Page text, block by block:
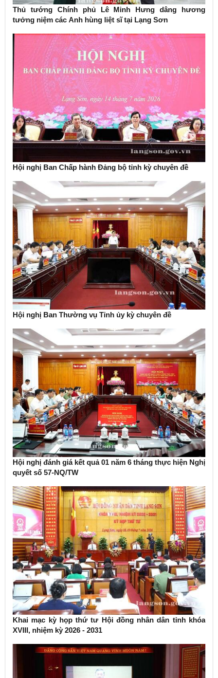
Thủ tướng Chính phủ Lê Minh Hưng dâng hương
tưởng niệm các Anh hùng liệt sĩ tại Lạng Sơn
Hội nghị Ban Chấp hành Đảng bộ tỉnh kỳ chuyên đề
Hội nghị Ban Thường vụ Tỉnh ủy kỳ chuyên đề
Hội nghị đánh giá kết quả 01 năm 6 tháng thực hiện Nghị
quyết số 57-NQ/TW
Khai mạc kỳ họp thứ tư Hội đồng nhân dân tỉnh khóa
XVIII, nhiệm kỳ 2026 - 2031